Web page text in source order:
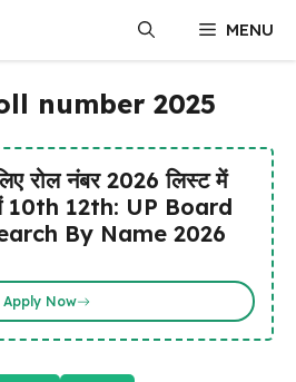
MENU
number 2025
रोल नंबर 2026 लिस्ट में
10th 12th: UP Board
By Name 2026
Apply Now